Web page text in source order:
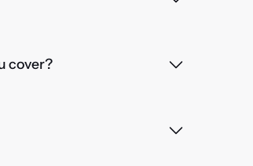
cover?